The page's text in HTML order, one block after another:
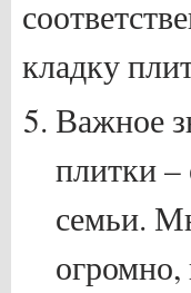
кладку
Важное
плитки –
семьи.